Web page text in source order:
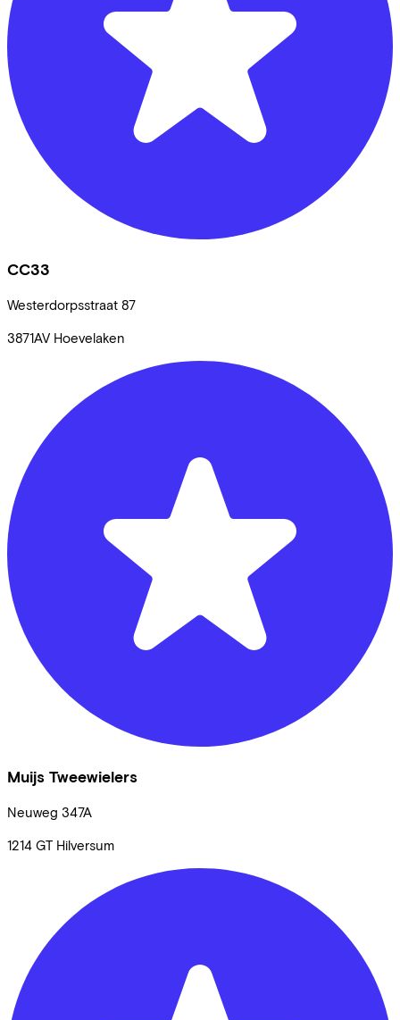
CC33
Westerdorpsstraat 87
3871AV Hoevelaken
Muijs Tweewielers
Neuweg 347A
1214 GT Hilversum